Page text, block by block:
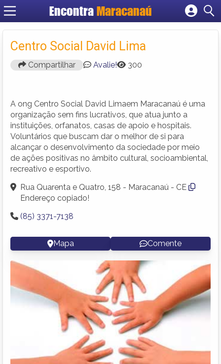
Encontra Maracanaú
Cadastrar empresa
Criar conta
Centro Social David Lima
Compartilhar Avalie! 300
A ong Centro Social David Limaem Maracanaú é uma
organização sem fins lucrativos, que atua junto a
instituições, orfanatos, casas de apoio e hospitais.
Voluntários que buscam dar o melhor de si para
alcançar o desenvolvimento da sociedade por meio
de ações positivas no âmbito cultural, socioambiental,
recreativo e esportivo.
Rua Quarenta e Quatro, 158 - Maracanaú - CE
Endereço copiado!
(85) 3371-7138
Mapa Comente